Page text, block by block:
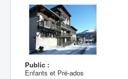
Public :
Enfants et Pré-ados